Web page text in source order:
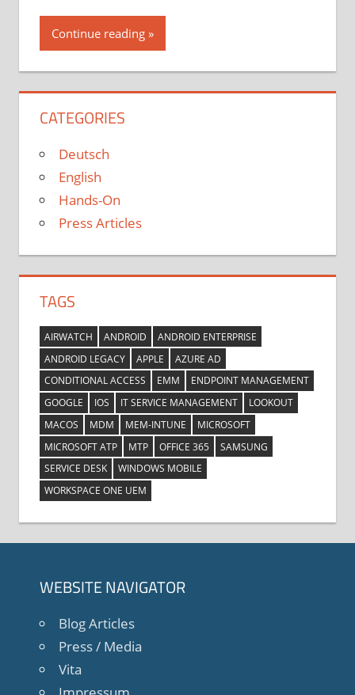
Continue reading
CATEGORIES
Deutsch
English
Hands-On
Press Articles
TAGS
AIRWATCH ANDROID
ANDROID ENTERPRISE
ANDROID LEGACY
APPLE
AZURE AD
CONDITIONAL ACCESS
EMM
ENDPOINT MANAGEMENT
GOOGLE
IOS IT SERVICE MANAGEMENT
LOOKOUT
MACOS
MDM MEM-INTUNE
MICROSOFT
MICROSOFT ATP
MTP OFFICE 365
SAMSUNG
SERVICE DESK
WINDOWS MOBILE
WORKSPACE ONE UEM
WEBSITE NAVIGATOR
Blog Articles
Press / Media
Vita